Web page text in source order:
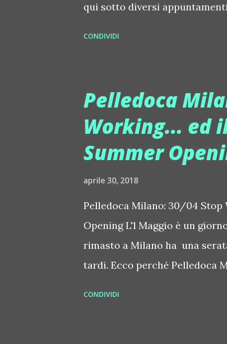
qui sotto diversi
tournée da una vita. Il loro
ovvero la (bella) musica dal
questa formazione veronese,
difficilmente. Non hanno mai
all'altro a seconda
scelte sono sempre originali.
CONDIVIDI
Pelledoca
Working... ed
Summer
aprile 30, 2018
Pelledoca Milano: 30/04 Stop
Opening L'1 Maggio è un
rimasto a Milano ha una
tardi. Ecco perché Pelledoca
CONDIVIDI